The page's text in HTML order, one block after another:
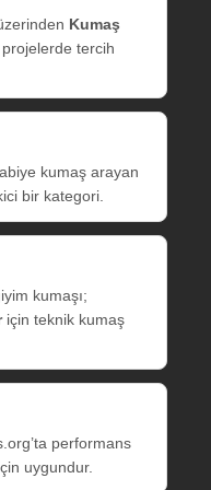
Kumaş
tercih
kumaş arayan
bir kategori.
kumaşı;
için teknik kumaş
performans
uygundur.